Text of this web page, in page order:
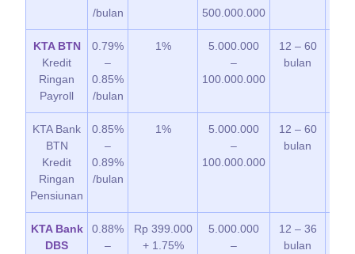
/bulan
500.000.000
KTA BTN
Kredit
Ringan
Payroll
0.79%
–
0.85%
/bulan
1%
5.000.000
–
100.000.000
12 – 60
bulan
KTA Bank
BTN
Kredit
Ringan
Pensiunan
0.85%
–
0.89%
/bulan
1%
5.000.000
–
100.000.000
12 – 60
bulan
KTA Bank
DBS
0.88%
–
Rp 399.000
+ 1.75%
5.000.000
–
12 – 36
bulan